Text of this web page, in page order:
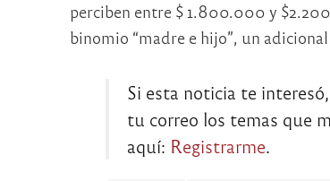
perciben entre $ 1.800.000 y
binomio “madre e hijo”, un
Si esta noticia te
tu correo los temas que
aquí: Registrarme.